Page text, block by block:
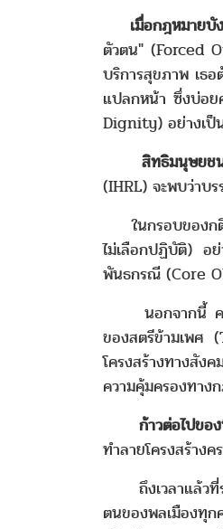
เมื่อกฎหมายบั
ตัวตน" (Forced
บริการสุขภาพ เธ
แปลกหน้า ซึ่งบ่อย
Dignity) อย่างเป็
สิทธิมนุษยชนส
(IHRL) จะพบว่าบ
­­­ในกรอบของ
ไม่เลือกปฏิบัติ) อ
พันธกรณี (Core
นอกจากนี้
ของสตรีข้ามเพศ
โครงสร้างทางสัง
ความคุ้มครองทาง
ก้าวต่อไปของ
ทำลายโครงสร้าง
ถึงเวลาแล้ว
ตนของพลเมืองทุก